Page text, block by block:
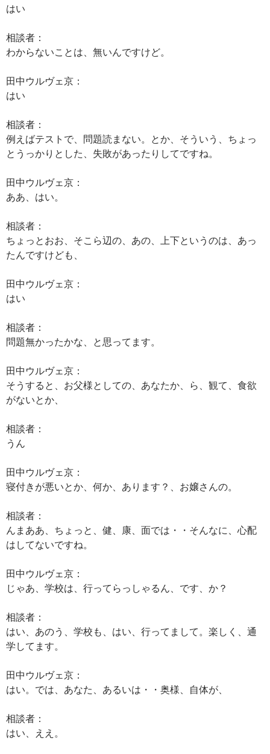
はい
相談者：
わからないことは、無いんですけど。
田中ウルヴェ京：
はい
相談者：
例えばテストで、問題読まない。とか、そういう、ちょっ
とうっかりとした、失敗があったりしてですね。
田中ウルヴェ京：
ああ、はい。
相談者：
ちょっとおお、そこら辺の、あの、上下というのは、あっ
たんですけども、
田中ウルヴェ京：
はい
相談者：
問題無かったかな、と思ってます。
田中ウルヴェ京：
そうすると、お父様としての、あなたか、ら、観て、食欲
がないとか、
相談者：
うん
田中ウルヴェ京：
寝付きが悪いとか、何か、あります？、お嬢さんの。
相談者：
んまああ、ちょっと、健、康、面では・・そんなに、心配
はしてないですね。
田中ウルヴェ京：
じゃあ、学校は、行ってらっしゃるん、です、か？
相談者：
はい、あのう、学校も、はい、行ってまして。楽しく、通
学してます。
田中ウルヴェ京：
はい。では、あなた、あるいは・・奥様、自体が、
相談者：
はい、ええ。